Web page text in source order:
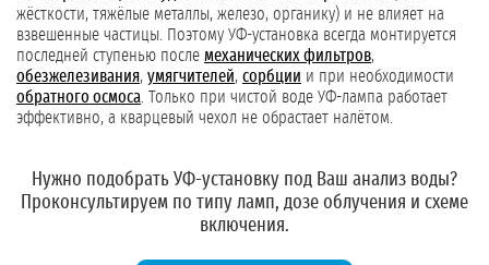
жёсткости, тяжёлые металлы, железо, органику) и не влияет на
взвешенные частицы. Поэтому УФ-установка всегда монтируется
последней ступенью после механических фильтров,
обезжелезивания, умягчителей, сорбции и при необходимости
обратного осмоса . Только при чистой воде УФ-лампа работает
эффективно, а кварцевый чехол не обрастает налётом.
Нужно подобрать УФ-установку под Ваш анализ воды?
Проконсультируем по типу ламп, дозе облучения и схеме
включения.